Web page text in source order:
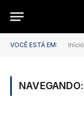
VOCÊ ESTÁ EM: Início
NAVEGANDO: